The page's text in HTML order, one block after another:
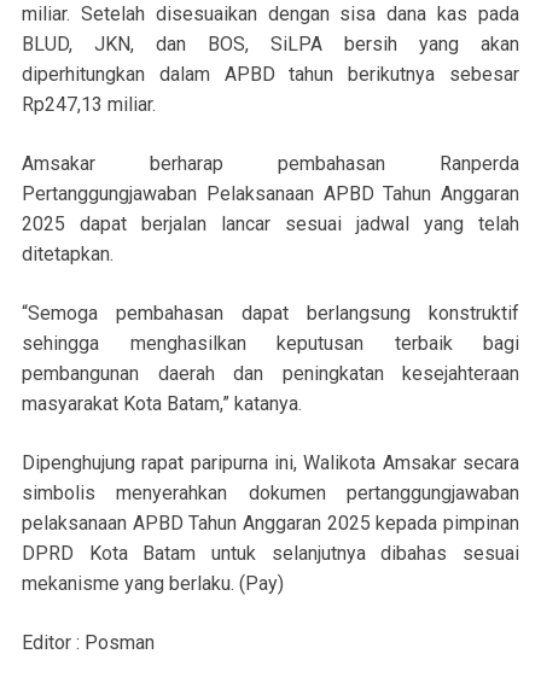
miliar. Setelah disesuaikan dengan sisa dana kas pada
BLUD, JKN, dan BOS, SiLPA bersih yang akan
diperhitungkan dalam APBD tahun berikutnya sebesar
Rp247,13 miliar.
Amsakar berharap pembahasan Ranperda
Pertanggungjawaban Pelaksanaan APBD Tahun Anggaran
2025 dapat berjalan lancar sesuai jadwal yang telah
ditetapkan.
“Semoga pembahasan dapat berlangsung konstruktif
sehingga menghasilkan keputusan terbaik bagi
pembangunan daerah dan peningkatan kesejahteraan
masyarakat Kota Batam,” katanya.
Dipenghujung rapat paripurna ini, Walikota Amsakar secara
simbolis menyerahkan dokumen pertanggungjawaban
pelaksanaan APBD Tahun Anggaran 2025 kepada pimpinan
DPRD Kota Batam untuk selanjutnya dibahas sesuai
mekanisme yang berlaku. (Pay)
Editor : Posman